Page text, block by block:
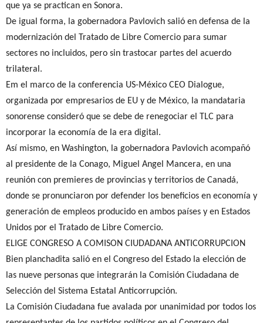
que ya se practican en Sonora.
De igual forma, la gobernadora Pavlovich salió en defensa de la
modernización del Tratado de Libre Comercio para sumar
sectores no incluidos, pero sin trastocar partes del acuerdo
trilateral.
Em el marco de la conferencia US-México CEO Dialogue,
organizada por empresarios de EU y de México, la mandataria
sonorense consideró que se debe de renegociar el TLC para
incorporar la economía de la era digital.
Así mismo, en Washington, la gobernadora Pavlovich acompañó
al presidente de la Conago, Miguel Angel Mancera, en una
reunión con premieres de provincias y territorios de Canadá,
donde se pronunciaron por defender los beneficios en economía y
generación de empleos producido en ambos países y en Estados
Unidos por el Tratado de Libre Comercio.
ELIGE CONGRESO A COMISON CIUDADANA ANTICORRUPCION
Bien planchadita salió en el Congreso del Estado la elección de
las nueve personas que integrarán la Comisión Ciudadana de
Selección del Sistema Estatal Anticorrupción.
La Comisión Ciudadana fue avalada por unanimidad por todos los